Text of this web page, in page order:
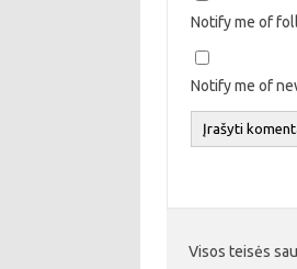
Notify me of
Notify me of
Visos teisės